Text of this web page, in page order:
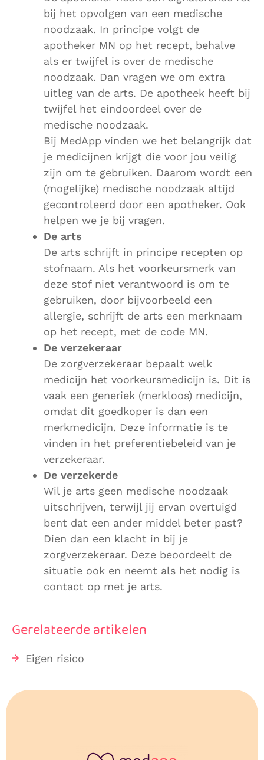
bij het opvolgen van een medische
noodzaak. In principe volgt de
apotheker MN op het recept, behalve
als er twijfel is over de medische
noodzaak. Dan vragen we om extra
uitleg van de arts. De apotheek heeft bij
twijfel het eindoordeel over de
medische noodzaak.
Bij MedApp vinden we het belangrijk dat
je medicijnen krijgt die voor jou veilig
zijn om te gebruiken. Daarom wordt een
(mogelijke) medische noodzaak altijd
gecontroleerd door een apotheker. Ook
helpen we je bij vragen.
De arts
De arts schrijft in principe recepten op
stofnaam. Als het voorkeursmerk van
deze stof niet verantwoord is om te
gebruiken, door bijvoorbeeld een
allergie, schrijft de arts een merknaam
op het recept, met de code MN.
De verzekeraar
De zorgverzekeraar bepaalt welk
medicijn het voorkeursmedicijn is. Dit is
vaak een generiek (merkloos) medicijn,
omdat dit goedkoper is dan een
merkmedicijn. Deze informatie is te
vinden in het preferentiebeleid van je
verzekeraar.
De verzekerde
Wil je arts geen medische noodzaak
uitschrijven, terwijl jij ervan overtuigd
bent dat een ander middel beter past?
Dien dan een klacht in bij je
zorgverzekeraar. Deze beoordeelt de
situatie ook en neemt als het nodig is
contact op met je arts.
Gerelateerde artikelen
Eigen risico